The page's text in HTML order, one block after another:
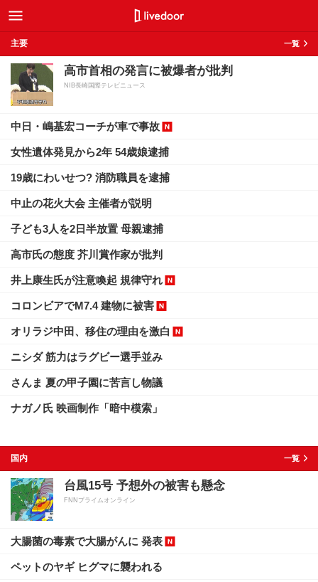
主要 一覧
高市首相の発言に被爆者が批判
NIB長崎国際テレビニュース
中日・嶋基宏コーチが車で事故
女性遺体発見から2年 54歳娘逮捕
19歳にわいせつ? 消防職員を逮捕
中止の花火大会 主催者が説明
子ども3人を2日半放置 母親逮捕
高市氏の態度 芥川賞作家が批判
井上康生氏が注意喚起 規律守れ
コロンビアでM7.4 建物に被害
オリラジ中田、移住の理由を激白
ニシダ 筋力はラグビー選手並み
さんま 夏の甲子園に苦言し物議
ナガノ氏 映画制作「暗中模索」
国内 一覧
台風15号 予想外の被害も懸念
FNNプライムオンライン
大腸菌の毒素で大腸がんに 発表
ペットのヤギ ヒグマに襲われる